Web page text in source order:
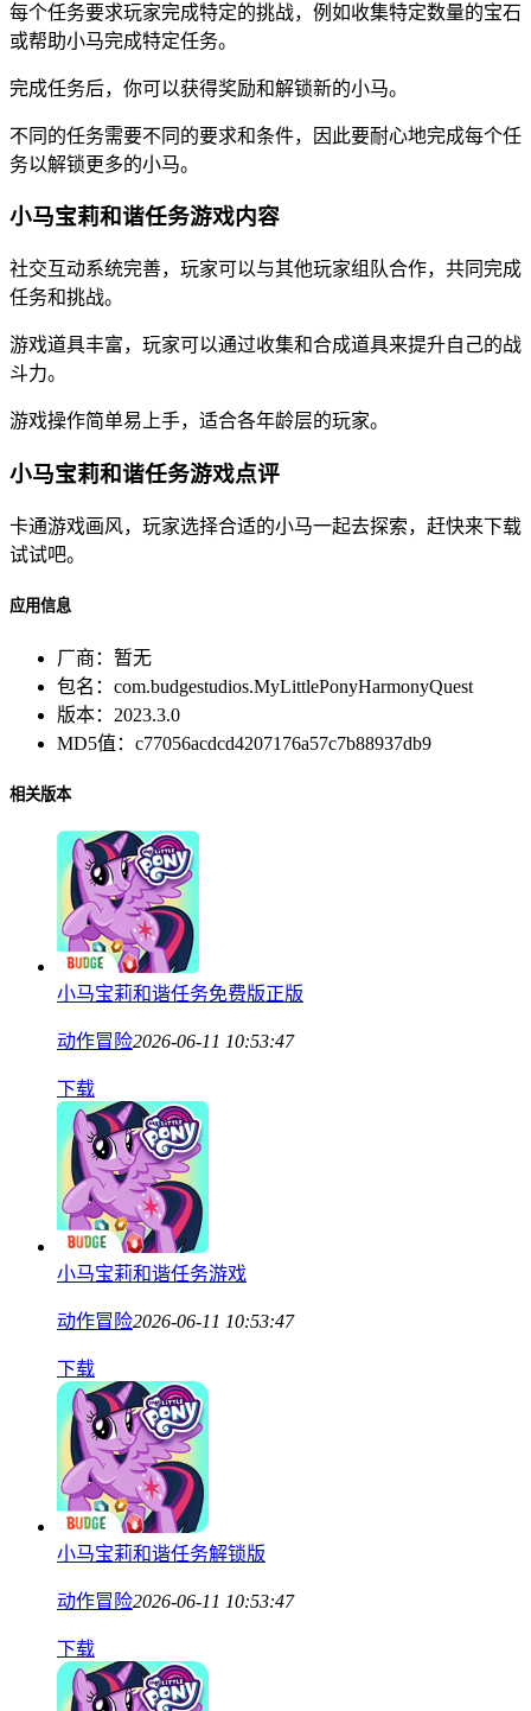
每个任务要求玩家完成特定的挑战，例如收集特定数量的宝石
或帮助小马完成特定任务。
完成任务后，你可以获得奖励和解锁新的小马。
不同的任务需要不同的要求和条件，因此要耐心地完成每个任
务以解锁更多的小马。
小马宝莉和谐任务游戏内容
社交互动系统完善，玩家可以与其他玩家组队合作，共同完成
任务和挑战。
游戏道具丰富，玩家可以通过收集和合成道具来提升自己的战
斗力。
游戏操作简单易上手，适合各年龄层的玩家。
小马宝莉和谐任务游戏点评
卡通游戏画风，玩家选择合适的小马一起去探索，赶快来下载
试试吧。
应用信息
厂商： 暂无
包名： com.budgestudios.MyLittlePonyHarmonyQuest
版本： 2023.3.0
MD5值： c77056acdcd4207176a57c7b88937db9
相关版本
小马宝莉和谐任务免费版正版
动作冒险2026-06-11 10:53:47
下载
小马宝莉和谐任务游戏
动作冒险2026-06-11 10:53:47
下载
小马宝莉和谐任务解锁版
动作冒险2026-06-11 10:53:47
下载